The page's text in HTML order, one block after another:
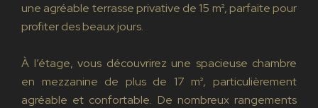
une agréable terrasse privative de 15 m², parfaite pour
profiter des beaux jours.
À l’étage, vous découvrirez une spacieuse chambre
en mezzanine de plus de 17 m², particulièrement
agréable et confortable. De nombreux rangements